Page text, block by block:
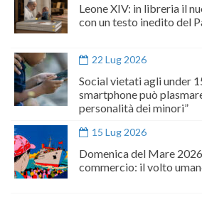
Leone XIV: in libreria il
con un testo inedito del
22 Lug 2026
Social vietati agli under
smartphone può
personalità dei minori”
15 Lug 2026
Domenica del Mare
commercio: il volto